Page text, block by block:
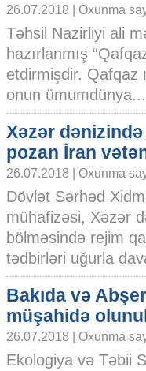
26.07.2018 | Oxunma
Təhsil Nazirliyi ali
hazırlanmış
etdirmişdir. Qafqaz
onun
Xəzər
pozan İran
26.07.2018 | Oxunma
Dövlət Sərhəd
mühafizəsi, Xəzər
bölməsində rejim
tədbirləri uğurla
Bakıda və
müşahidə
26.07.2018 | Oxunma
Ekologiya və Təbii